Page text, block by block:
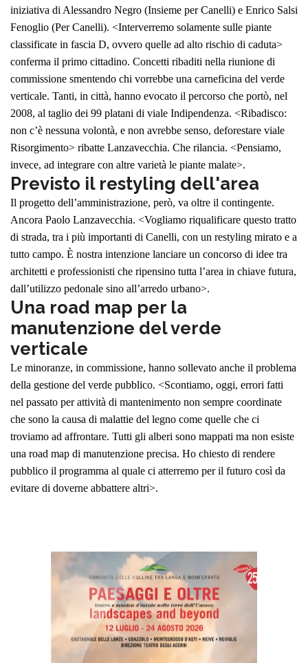
iniziativa di Alessandro Negro (Insieme per Canelli) e Enrico Salsi
Fenoglio (Per Canelli). <Interverremo solamente sulle piante
classificate in fascia D, ovvero quelle ad alto rischio di caduta>
conferma il primo cittadino. Concetti ribaditi nella riunione di
commissione smentendo chi vorrebbe una carneficina del verde
verticale. Tanti, in città, hanno evocato il percorso che portò, nel
2008, al taglio dei 99 platani di viale Indipendenza. <Ribadisco:
non c’è nessuna volontà, e non avrebbe senso, deforestare viale
Risorgimento> ribatte Lanzavecchia. Che rilancia. <Pensiamo,
invece, ad integrare con altre varietà le piante malate>.
Previsto il restyling dell'area
Il progetto dell’amministrazione, però, va oltre il contingente.
Ancora Paolo Lanzavecchia. <Vogliamo riqualificare questo tratto
di strada, tra i più importanti di Canelli, con un restyling mirato e a
tutto campo. È nostra intenzione lanciare un concorso di idee tra
architetti e professionisti che ripensino tutta l’area in chiave futura,
dall’utilizzo pedonale sino all’arredo urbano>.
Una road map per la
manutenzione del verde
verticale
Le minoranze, in commissione, hanno sollevato anche il problema
della gestione del verde pubblico. <Scontiamo, oggi, errori fatti
nel passato per attività di mantenimento non sempre coordinate
che sono la causa di malattie del legno come quelle che ci
troviamo ad affrontare. Tutti gli alberi sono mappati ma non esiste
una road map di manutenzione precisa. Ho chiesto di rendere
pubblico il programma al quale ci atterremo per il futuro così da
evitare di doverne abbattere altri>.